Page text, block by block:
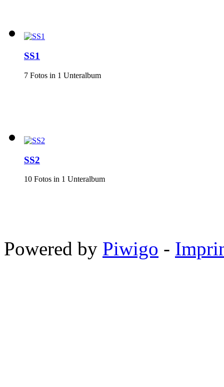
SS1
7 Fotos in 1 Unteralbum
SS2
10 Fotos in 1 Unteralbum
Powered by Piwigo -